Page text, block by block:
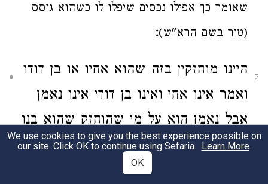
שאומר כך אפילו נכסים שיפלו לו כשהוא גוסס
(טור בשם הרא"ש):
2
היינו מוחזקין בזה שהוא אחיו או בן דודו
ואמר אינו אחי ואינו בן דודי אינו נאמן
אבל נאמן הוא על מישהוחזק שהוא בנו
לומר אינו בני ולא יירשנוואפי' היו לבן
אע"פ שאינו נאמן עליו לומר אינו
We use cookies to give you the best experience possible on
our site. Click OK to continue using Sefaria. Learn More.
OK